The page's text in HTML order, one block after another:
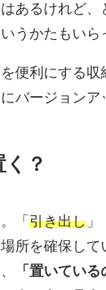
あるけれど
うかたもいら
便利にする
バージョンア
？
「 引き出し 」
所を確保して
「置いてい